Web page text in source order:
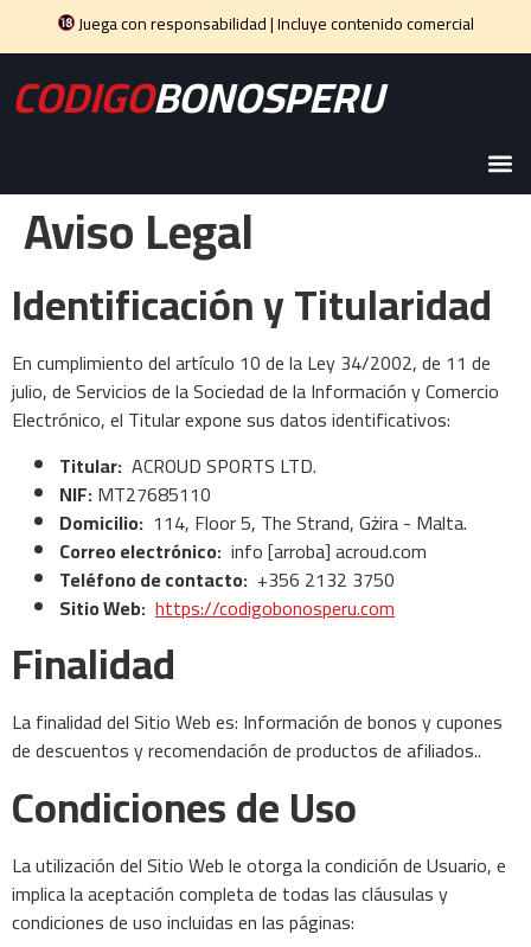
Juega con responsabilidad | Incluye contenido comercial
CODIGOBONOSPERU
Aviso Legal
Identificación y Titularidad
En cumplimiento del artículo 10 de la Ley 34/2002, de 11 de
julio, de Servicios de la Sociedad de la Información y Comercio
Electrónico, el Titular expone sus datos identificativos:
Titular: ACROUD SPORTS LTD.
NIF:MT27685110
Domicilio: 114, Floor 5, The Strand, Gżira - Malta.
Correo electrónico: info [arroba] acroud.com
Teléfono de contacto: +356 2132 3750
Sitio Web: https://codigobonosperu.com
Finalidad
La finalidad del Sitio Web es: Información de bonos y cupones
de descuentos y recomendación de productos de afiliados..
Condiciones de Uso
La utilización del Sitio Web le otorga la condición de Usuario, e
implica la aceptación completa de todas las cláusulas y
condiciones de uso incluidas en las páginas: